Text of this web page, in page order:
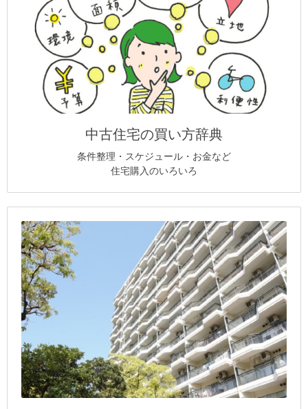
中古住宅の買い方辞典
条件整理・スケジュール・お金など
住宅購入のいろいろ